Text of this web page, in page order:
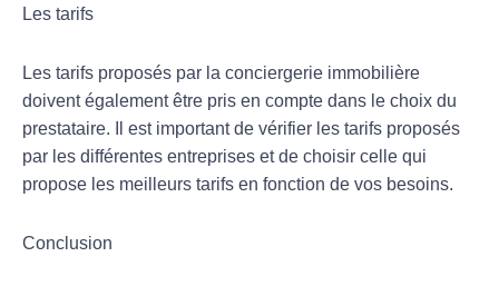
Les tarifs
Les tarifs proposés par la conciergerie immobilière
doivent également être pris en compte dans le choix du
prestataire. Il est important de vérifier les tarifs proposés
par les différentes entreprises et de choisir celle qui
propose les meilleurs tarifs en fonction de vos besoins.
Conclusion